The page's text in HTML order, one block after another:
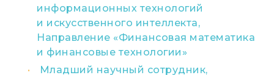
информационных технологий
и искусственного интеллекта,
Направление «Финансовая математика
и финансовые технологии»
Младший научный сотрудник,